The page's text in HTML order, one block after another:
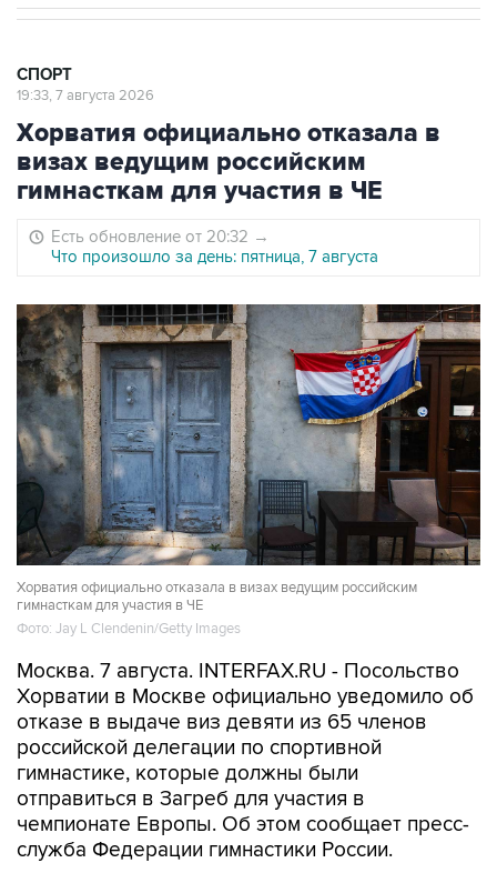
СПОРТ
19:33, 7 августа 2026
Хорватия официально отказала в
визах ведущим российским
гимнасткам для участия в ЧЕ
Есть обновление от 20:32 →
Что произошло за день: пятница, 7 августа
Хорватия официально отказала в визах ведущим российским
гимнасткам для участия в ЧЕ
Фото: Jay L Clendenin/Getty Images
Москва. 7 августа. INTERFAX.RU - Посольство
Хорватии в Москве официально уведомило об
отказе в выдаче виз девяти из 65 членов
российской делегации по спортивной
гимнастике, которые должны были
отправиться в Загреб для участия в
чемпионате Европы. Об этом сообщает пресс-
служба Федерации гимнастики России.